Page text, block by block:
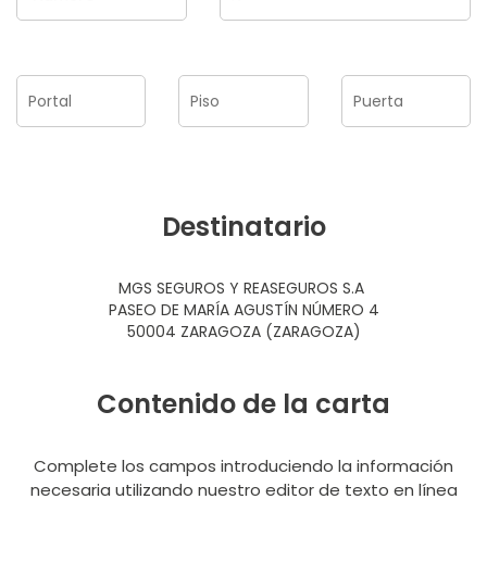
Destinatario
MGS SEGUROS Y REASEGUROS S.A
PASEO DE MARÍA AGUSTÍN NÚMERO 4
50004 ZARAGOZA (ZARAGOZA)
Contenido de la carta
Complete los campos introduciendo la información
necesaria utilizando nuestro editor de texto en línea